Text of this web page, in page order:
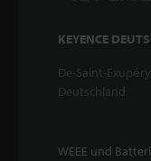
KEYENCE
De-Saint-
Deutschland
WEEE und